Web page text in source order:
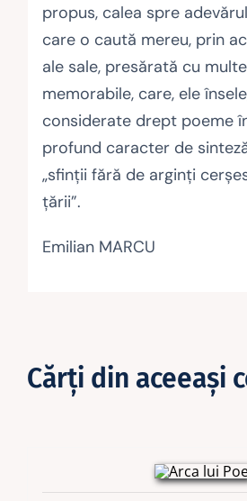
propus, calea spre
care o caută mereu, prin
ale sale, presărată cu
memorabile, care, ele
considerate drept poeme
profund caracter de
„sfinţii fără de arginţi
ţării”.
Emilian MARCU
Cărţi din aceeaşi